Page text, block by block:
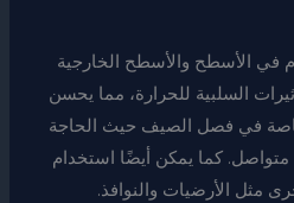
في الأسطح والأسطح الخارجية
السلبية للحرارة، مما يحسن
في فصل الصيف حيث الحاجة
كما يمكن أيضًا استخدام
مثل الأرضيات والنوافذ.